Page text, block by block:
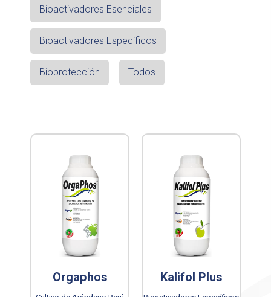
Bioactivadores Esenciales
Bioactivadores Específicos
Bioprotección Todos
Orgaphos Kalifol Plus